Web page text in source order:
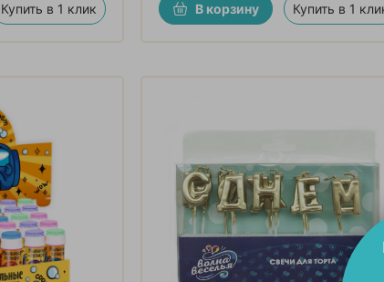
Купить в 1 клик В корзину Купить в 1